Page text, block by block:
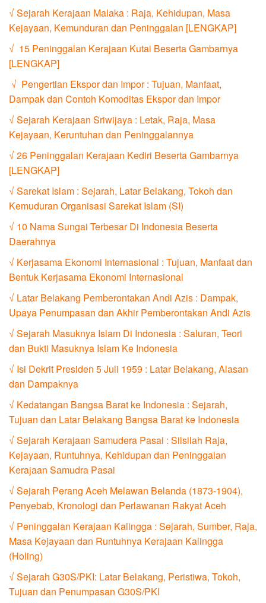
√ Sejarah Kerajaan Malaka : Raja, Kehidupan, Masa
Kejayaan, Kemunduran dan Peninggalan [LENGKAP]
√ 15 Peninggalan Kerajaan Kutai Beserta Gambarnya
[LENGKAP]
√ Pengertian Ekspor dan Impor : Tujuan, Manfaat,
Dampak dan Contoh Komoditas Ekspor dan Impor
√ Sejarah Kerajaan Sriwijaya : Letak, Raja, Masa
Kejayaan, Keruntuhan dan Peninggalannya
√ 26 Peninggalan Kerajaan Kediri Beserta Gambarnya
[LENGKAP]
√ Sarekat Islam : Sejarah, Latar Belakang, Tokoh dan
Kemuduran Organisasi Sarekat Islam (SI)
√ 10 Nama Sungai Terbesar Di Indonesia Beserta
Daerahnya
√ Kerjasama Ekonomi Internasional : Tujuan, Manfaat dan
Bentuk Kerjasama Ekonomi Internasional
√ Latar Belakang Pemberontakan Andi Azis : Dampak,
Upaya Penumpasan dan Akhir Pemberontakan Andi Azis
√ Sejarah Masuknya Islam Di Indonesia : Saluran, Teori
dan Bukti Masuknya Islam Ke Indonesia
√ Isi Dekrit Presiden 5 Juli 1959 : Latar Belakang, Alasan
dan Dampaknya
√ Kedatangan Bangsa Barat ke Indonesia : Sejarah,
Tujuan dan Latar Belakang Bangsa Barat ke Indonesia
√ Sejarah Kerajaan Samudera Pasai : Silsilah Raja,
Kejayaan, Runtuhnya, Kehidupan dan Peninggalan
Kerajaan Samudra Pasai
√ Sejarah Perang Aceh Melawan Belanda (1873-1904),
Penyebab, Kronologi dan Perlawanan Rakyat Aceh
√ Peninggalan Kerajaan Kalingga : Sejarah, Sumber, Raja,
Masa Kejayaan dan Runtuhnya Kerajaan Kalingga
(Holing)
√ Sejarah G30S/PKI: Latar Belakang, Peristiwa, Tokoh,
Tujuan dan Penumpasan G30S/PKI